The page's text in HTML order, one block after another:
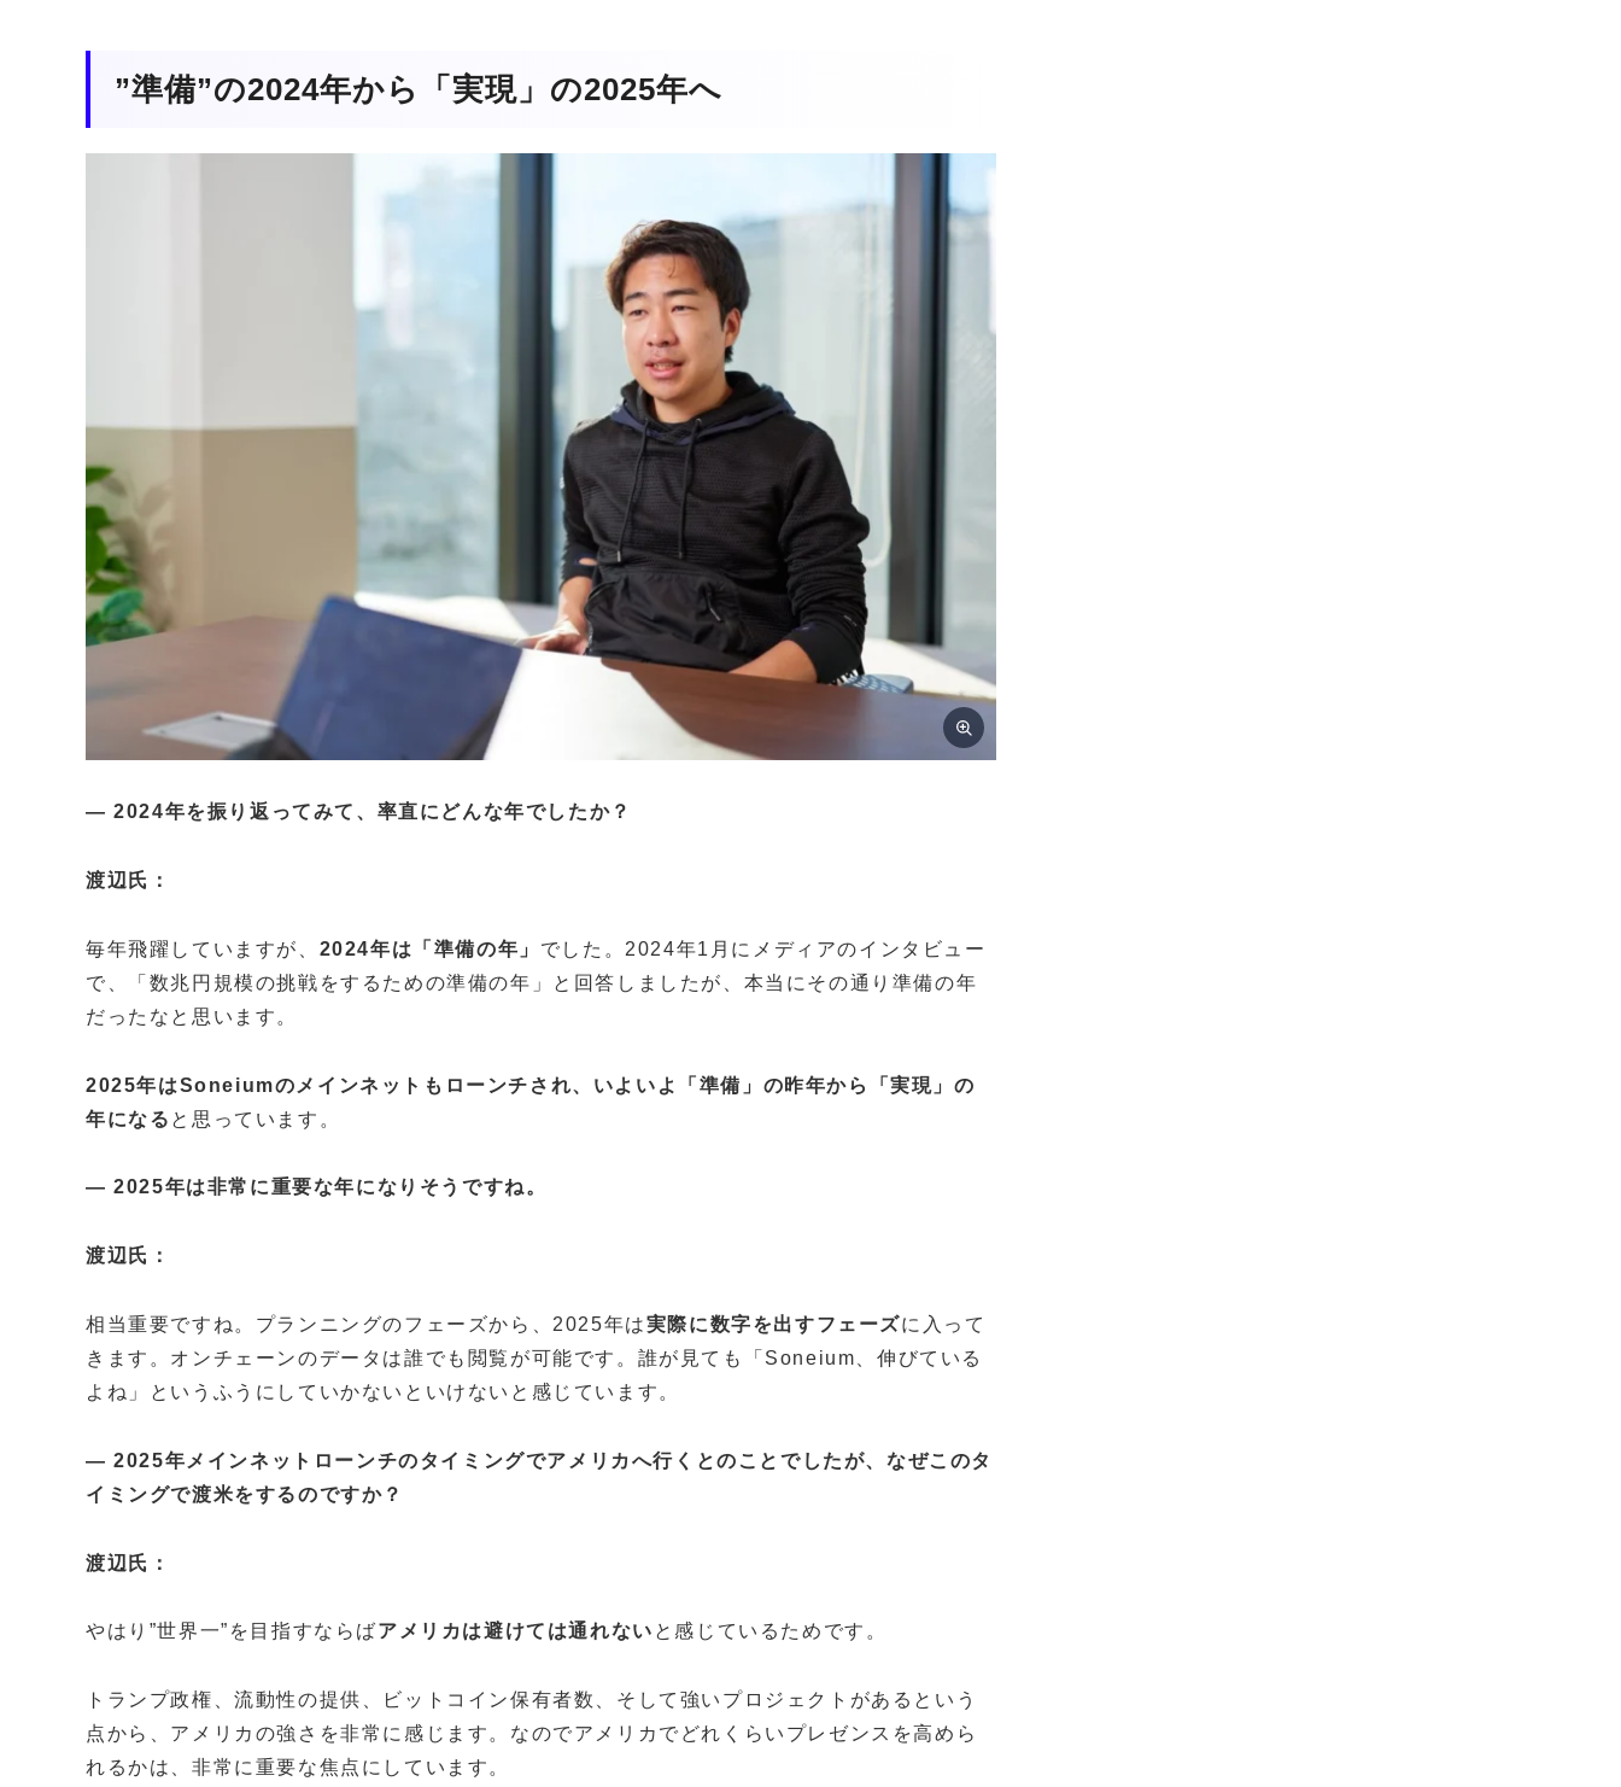
”準備”の2024年から「実現」の2025年へ
— 2024年を振り返ってみて、率直にどんな年でしたか？
渡辺氏：
毎年飛躍していますが、 2024年は「準備の年」 でした。2024年1月にメディアのインタビュー
で、「数兆円規模の挑戦をするための準備の年」と回答しましたが、本当にその通り準備の年
だったなと思います。
2025年はSoneiumのメインネットもローンチされ、いよいよ「準備」の昨年から「実現」の
年になる と思っています。
— 2025年は非常に重要な年になりそうですね。
渡辺氏：
相当重要ですね。プランニングのフェーズから、2025年は実際に数字を出すフェーズに入って
きます。オンチェーンのデータは誰でも閲覧が可能です。誰が見ても「Soneium、伸びている
よね」というふうにしていかないといけないと感じています。
— 2025年メインネットローンチのタイミングでアメリカへ行くとのことでしたが、なぜこのタ
イミングで渡米をするのですか？
渡辺氏：
やはり”世界一”を目指すならばアメリカは避けては通れない と感じているためです。
トランプ政権、流動性の提供、ビットコイン保有者数、そして強いプロジェクトがあるという
点から、アメリカの強さを非常に感じます。なのでアメリカでどれくらいプレゼンスを高めら
れるかは、非常に重要な焦点にしています。